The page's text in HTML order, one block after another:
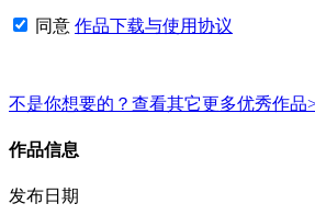
同意 作品下载与使用协议
不是你想要的？查看其它更多优秀作品
作品信息
发布日期